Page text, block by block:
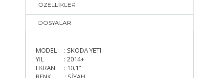
ÖZELLİKLER
DOSYALAR
MODEL : SKODA YETI
YIL : 2014+
EKRAN : 10.1”